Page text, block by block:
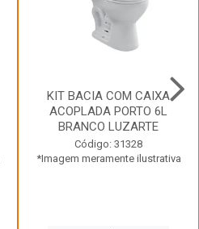
KIT BACIA COM CAIXA
ACOPLADA PORTO 6L
BRANCO LUZARTE
Código: 31328
*Imagem meramente ilustrativa